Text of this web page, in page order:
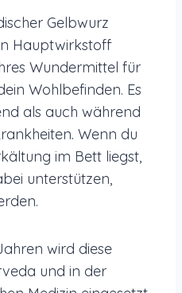
Gelbwurz
Hauptwirkstoff
Wundermittel für
Wohlbefinden. Es
als auch während
Wenn du
im Bett liegst,
unterstützen,
wird diese
und in der